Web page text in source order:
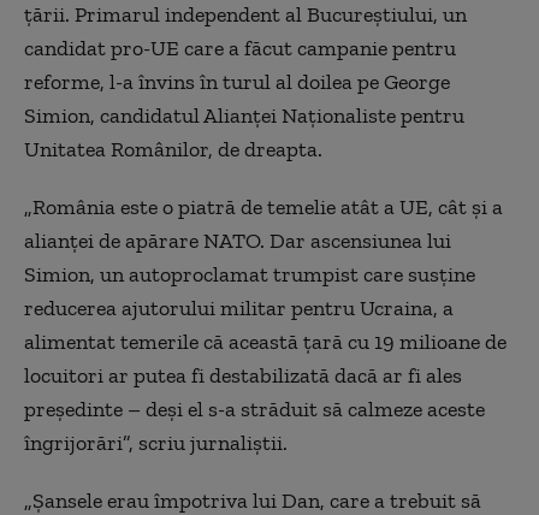
țării. Primarul independent al Bucureștiului, un
candidat pro-UE care a făcut campanie pentru
reforme, l-a învins în turul al doilea pe George
Simion, candidatul Alianței Naționaliste pentru
Unitatea Românilor, de dreapta.
„România este o piatră de temelie atât a UE, cât și a
alianței de apărare NATO. Dar ascensiunea lui
Simion, un autoproclamat trumpist care susține
reducerea ajutorului militar pentru Ucraina, a
alimentat temerile că această țară cu 19 milioane de
locuitori ar putea fi destabilizată dacă ar fi ales
președinte – deși el s-a străduit să calmeze aceste
îngrijorări”, scriu jurnaliștii.
„Șansele erau împotriva lui Dan, care a trebuit să